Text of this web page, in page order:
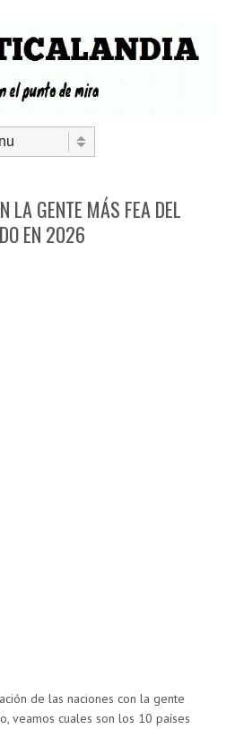
LA GENTE MÁS FEA DEL
EN 2026
de las naciones con la gente
veamos cuales son los 10 países